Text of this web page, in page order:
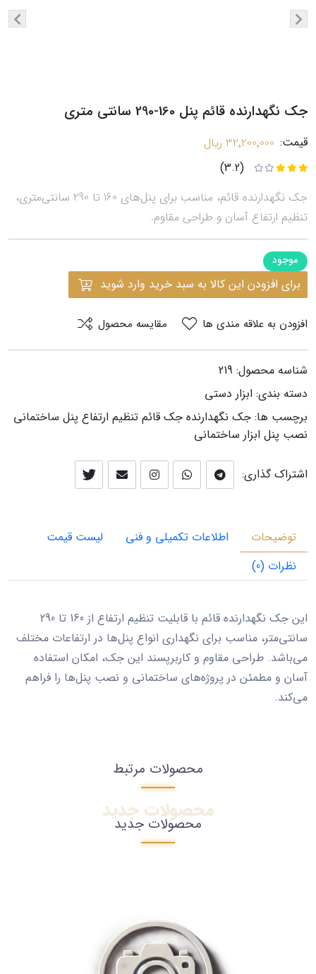
جک نگهدارنده قائم پنل 160-290 سانتی متری
قیمت: 32٬200٬000 ریال
(3.2)
جک نگهدارنده قائم، مناسب برای پنل‌های 160 تا 290 سانتی‌متری،
تنظیم ارتفاع آسان و طراحی مقاوم.
موجود
برای افزودن این کالا به سبد خرید وارد شوید
افزودن به علاقه مندی ها مقایسه محصول
شناسه محصول: 219
دسته بندی: ابزار دستی
برچسب ها: جک نگهدارنده جک قائم تنظیم ارتفاع پنل ساختمانی
نصب پنل ابزار ساختمانی
اشتراک گذاری:
توضیحات اطلاعات تکمیلی و فنی
لیست قیمت
نظرات (0)
این جک نگهدارنده قائم با قابلیت تنظیم ارتفاع از 160 تا 290
سانتی‌متر، مناسب برای نگهداری انواع پنل‌ها در ارتفاعات مختلف
می‌باشد. طراحی مقاوم و کاربرپسند این جک، امکان استفاده
آسان و مطمئن در پروژه‌های ساختمانی و نصب پنل‌ها را فراهم
می‌کند.
محصولات مرتبط
محصولات جدید
محصولات جدید